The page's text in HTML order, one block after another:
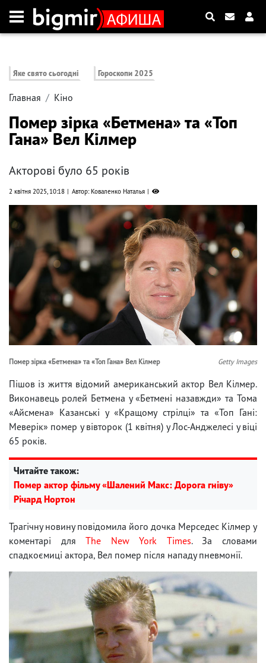
Яке свято сьогодні Гороскопи 2025
Главная Кіно
Помер зірка «Бетмена» та «Топ
Гана» Вел Кілмер
Акторові було 65 років
2 квітня 2025, 10:18 Автор: Коваленко Наталья
Помер зірка «Бетмена» та «Топ Гана» Вел Кілмер Getty Images
Пішов із життя відомий американський актор Вел Кілмер.
Виконавець ролей Бетмена у «Бетмені назавжди» та Тома
«Айсмена» Казанські у «Кращому стрілці» та «Топ Гані:
Меверік» помер у вівторок (1 квітня) у Лос-Анджелесі у віці
65 років.
Читайте також:
Помер актор фільму «Шалений Макс: Дорога гніву»
Річард Нортон
Трагічну новину повідомила його дочка Мерседес Кілмер у
коментарі дляThe New York Times. За словами
спадкоємиці актора, Вел помер після нападу пневмонії.